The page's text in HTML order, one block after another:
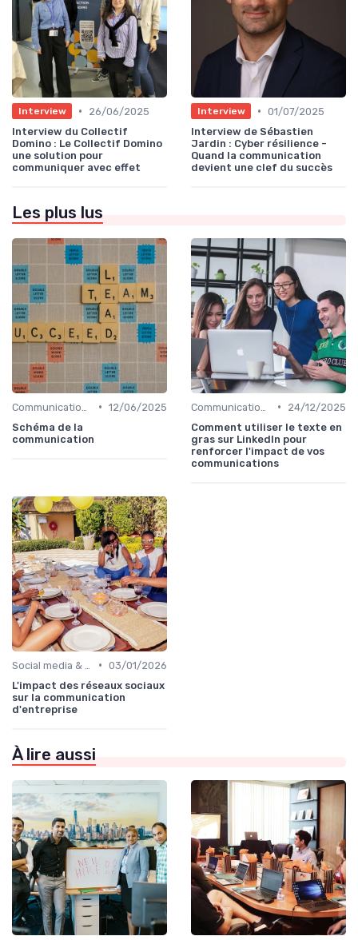
Interview •
26/06/2025
Interview du Collectif
Domino : Le Collectif Domino
une solution pour
communiquer avec effet
Interview • 01/07/2025
Interview de Sébastien
Jardin : Cyber résilience -
Quand la communication
devient une clef du succès
Les plus lus
• 12/06/2025
Schéma de la
communication
•
24/12/2025
Comment utiliser le texte en
gras sur LinkedIn pour
renforcer l'impact de vos
communications
• 03/01/2026
L'impact des réseaux sociaux
sur la communication
d'entreprise
À lire aussi